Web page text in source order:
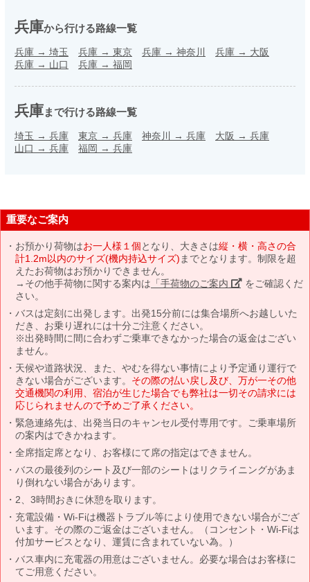
兵庫から行ける路線一覧
兵庫 → 埼玉 兵庫 → 東京 兵庫 → 神奈川 兵庫 → 大阪
兵庫 → 山口 兵庫 → 福岡
兵庫まで行ける路線一覧
埼玉 → 兵庫 東京 → 兵庫 神奈川 → 兵庫 大阪 → 兵庫
山口 → 兵庫 福岡 → 兵庫
重要なご案内
お預かり荷物はお一人様１個となり、大きさは縦・横・高さの合
計1.2m以内のサイズ(機内持込サイズ) までとなります。制限を超
えたお荷物はお預かりできません。
→その他手荷物に関する案内は 「手荷物のご案内」 をご確認くだ
さい。
バスは定刻に出発します。出発15分前には集合場所へお越しいた
だき、お乗り遅れには十分ご注意ください。
※出発時間に間に合わずご乗車できなかった場合の返金はござい
ません。
天候や道路状況、また、やむを得ない事情により予定通り運行で
きない場合がございます。 その際の払い戻し及び、万が一その他
交通機関の利用、宿泊が生じた場合でも弊社は一切その請求には
応じられませんので予めご了承ください。
緊急連絡先は、出発当日のキャンセル受付専用です。ご乗車場所
の案内はできかねます。
全席指定席となり、お客様にて席の指定はできません。
バスの最後列のシート及び一部のシートはリクライニングがあま
り倒れない場合があります。
2、3時間おきに休憩を取ります。
充電設備・Wi-Fiは機器トラブル等により使用できない場合がござ
います。その際のご返金はございません。（コンセント・Wi-Fiは
付加サービスとなり、運賃に含まれていない為。）
バス車内に充電器の用意はございません。必要な場合はお客様に
てご用意ください。